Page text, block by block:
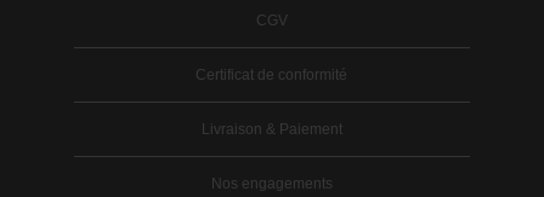
CGV
Certificat de conformité
Livraison & Paiement
Nos engagements